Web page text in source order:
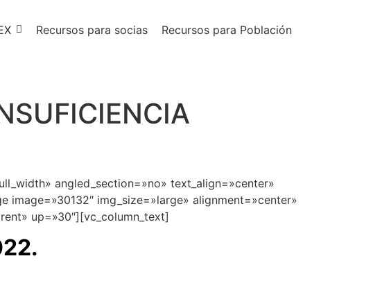
Recursos para socias Recursos para Población
angled_section=»no» text_align=»center»
image=»30132″ img_size=»large» alignment=»center»
up=»30″][vc_column_text]